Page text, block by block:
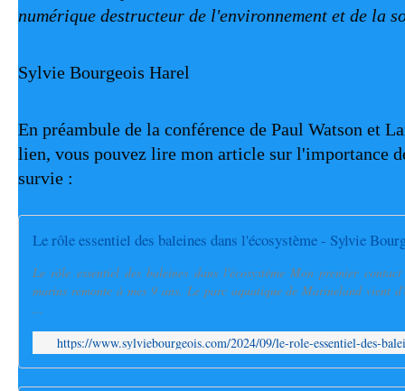
numérique destructeur de l'environnement et de la
Sylvie Bourgeois Harel
En préambule de la conférence de Paul Watson et
lien, vous pouvez lire mon article sur l'importance
survie :
Le rôle essentiel des baleines dans l'écosystème - Sylvie
Le rôle essentiel des baleines dans l'écosystème Mon premier
marins remonte à mes 9 ans. Le parc aquatique de Marineland vient
...
https://www.sylviebourgeois.com/2024/09/le-role-essentiel-des-